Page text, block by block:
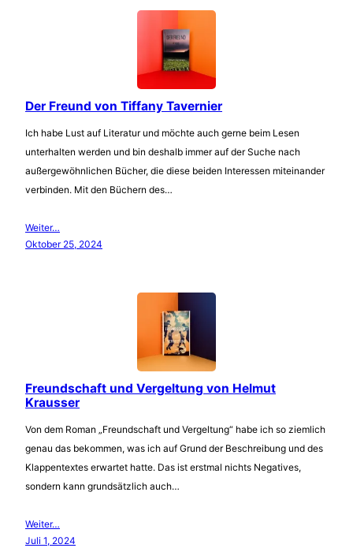
Der Freund von Tiffany Tavernier
Ich habe Lust auf Literatur und möchte auch gerne beim Lesen
unterhalten werden und bin deshalb immer auf der Suche nach
außergewöhnlichen Bücher, die diese beiden Interessen miteinander
verbinden. Mit den Büchern des…
Weiter…
Oktober 25, 2024
Freundschaft und Vergeltung von Helmut
Krausser
Von dem Roman „Freundschaft und Vergeltung“ habe ich so ziemlich
genau das bekommen, was ich auf Grund der Beschreibung und des
Klappentextes erwartet hatte. Das ist erstmal nichts Negatives,
sondern kann grundsätzlich auch…
Weiter…
Juli 1, 2024